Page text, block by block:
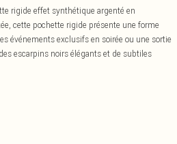
rigide effet synthétique argenté en
cette pochette rigide présente une forme
événements exclusifs en soirée ou une sortie
escarpins noirs élégants et de subtiles